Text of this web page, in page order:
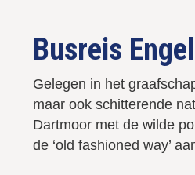
Busreis
Gelegen in het
maar ook schitterende
Dartmoor met de wilde
de ‘old fashioned way’